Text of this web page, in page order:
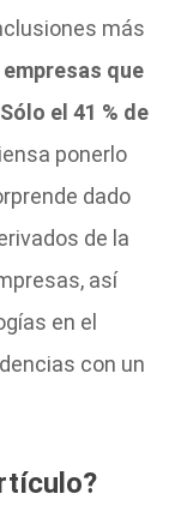
más
que
el 41 % de
ponerlo
dado
de la
así
en el
con un